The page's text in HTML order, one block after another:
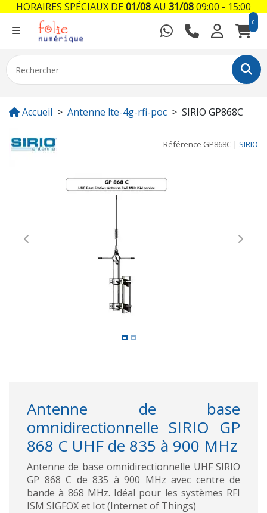
0
Accueil Antenne lte-4g-rfi-poc SIRIO GP868C
Référence GP868C | SIRIO
Previous Next
Antenne de base
omnidirectionnelle SIRIO GP
868 C UHF de 835 à 900 MHz
Antenne de base omnidirectionnelle UHF SIRIO
GP 868 C de 835 à 900 MHz avec centre de
bande à 868 MHz. Idéal pour les systèmes RFI
ISM SIGFOX et Iot (Internet of Things)
HORAIRES SPÉCIAUX DE01/08AU 31/0809:00 - 15:00